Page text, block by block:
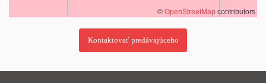
© OpenStreetMap contributors